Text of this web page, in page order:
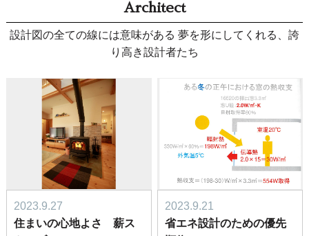
Architect
設計図の全ての線には意味がある 夢を形にしてくれる、誇
り高き設計者たち
2023.9.27
住まいの心地よさ 薪ス
2023.9.21
省エネ設計のための優先